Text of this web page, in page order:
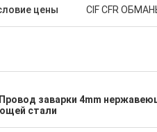
чего мы
цены CIF CFR
Провод заварки 4mm
стали